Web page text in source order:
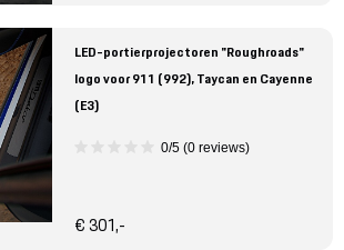
LED-portierprojectoren "Roughroads"
logo voor 911 (992), Taycan en Cayenne
(E3)
0/5 (0 reviews)
€ 301,-